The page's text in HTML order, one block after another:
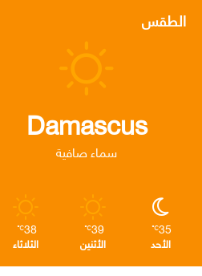
ب
و
الطقس
Damascus
سماء صافية
35
℃
الأحد
39
℃
الأثنين
38
℃
الثلاثاء